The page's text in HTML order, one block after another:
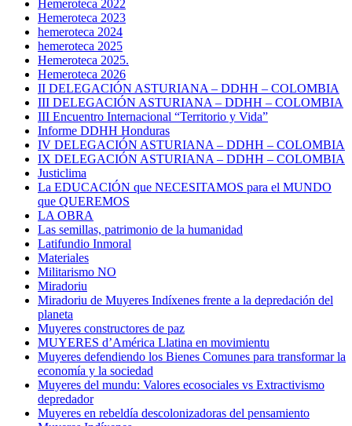
Hemeroteca 2022
Hemeroteca 2023
hemeroteca 2024
hemeroteca 2025
Hemeroteca 2025.
Hemeroteca 2026
II DELEGACIÓN ASTURIANA – DDHH – COLOMBIA
III DELEGACIÓN ASTURIANA – DDHH – COLOMBIA
III Encuentro Internacional “Territorio y Vida”
Informe DDHH Honduras
IV DELEGACIÓN ASTURIANA – DDHH – COLOMBIA
IX DELEGACIÓN ASTURIANA – DDHH – COLOMBIA
Justiclima
La EDUCACIÓN que NECESITAMOS para el MUNDO
que QUEREMOS
LA OBRA
Las semillas, patrimonio de la humanidad
Latifundio Inmoral
Materiales
Militarismo NO
Miradoriu
Miradoriu de Muyeres Indíxenes frente a la depredación del
planeta
Muyeres constructores de paz
MUYERES d’América Llatina en movimientu
Muyeres defendiendo los Bienes Comunes para transformar la
economía y la sociedad
Muyeres del mundu: Valores ecosociales vs Extractivismo
depredador
Muyeres en rebeldía descolonizadoras del pensamiento